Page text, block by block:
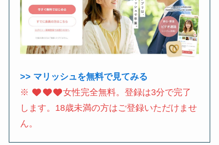
>> マリッシュを無料で見てみる
※
女性完全無料。登録は3分で完了
します。18歳未満の方はご登録いただけませ
ん。